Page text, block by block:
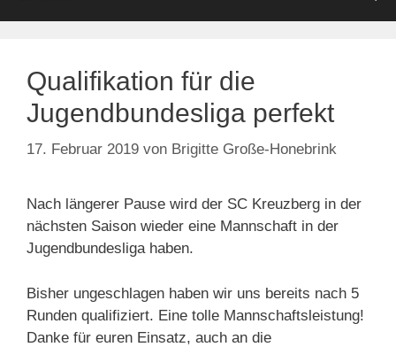
Qualifikation für die
Jugendbundesliga perfekt
17. Februar 2019 von Brigitte Große-Honebrink
Nach längerer Pause wird der SC Kreuzberg in der
nächsten Saison wieder eine Mannschaft in der
Jugendbundesliga haben.
Bisher ungeschlagen haben wir uns bereits nach 5
Runden qualifiziert. Eine tolle Mannschaftsleistung!
Danke für euren Einsatz, auch an die